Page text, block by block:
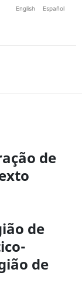
English Español
de
de
de